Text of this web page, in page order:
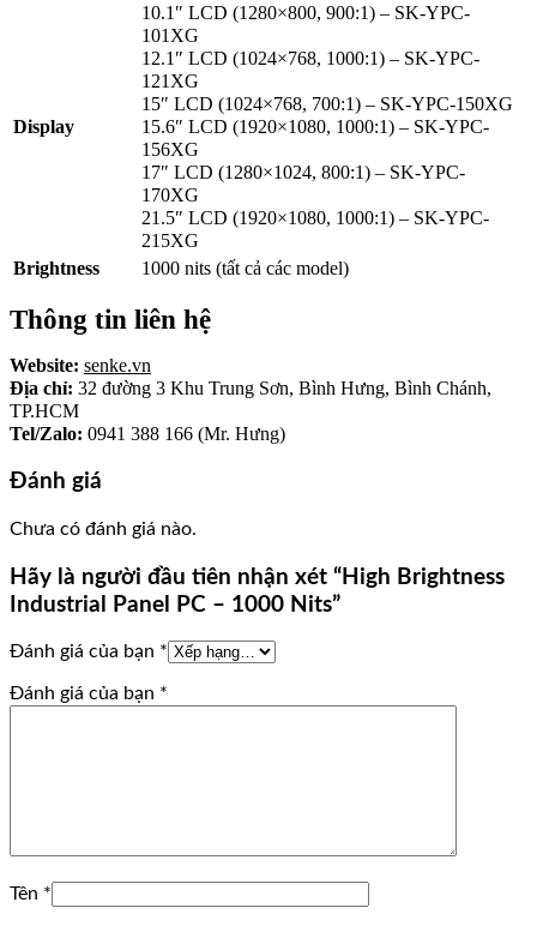
Display
10.1″ LCD (1280×800, 900:1) – SK-YPC-
101XG
12.1″ LCD (1024×768, 1000:1) – SK-YPC-
121XG
15″ LCD (1024×768, 700:1) – SK-YPC-150XG
15.6″ LCD (1920×1080, 1000:1) – SK-YPC-
156XG
17″ LCD (1280×1024, 800:1) – SK-YPC-
170XG
21.5″ LCD (1920×1080, 1000:1) – SK-YPC-
215XG
Brightness
1000 nits (tất cả các model)
Thông tin liên hệ
Website: senke.vn
Địa chỉ: 32 đường 3 Khu Trung Sơn, Bình Hưng, Bình Chánh,
TP.HCM
Tel/Zalo: 0941 388 166 (Mr. Hưng)
Đánh giá
Chưa có đánh giá nào.
Hãy là người đầu tiên nhận xét “High Brightness
Industrial Panel PC – 1000 Nits”
Đánh giá của bạn *
Đánh giá của bạn *
Tên *